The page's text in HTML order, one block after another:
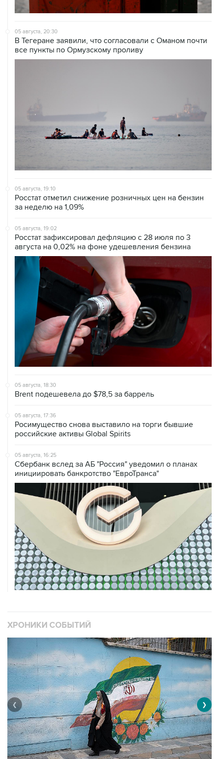
05 августа, 20:30
В Тегеране заявили, что согласовали с Оманом почти
все пункты по Ормузскому проливу
05 августа, 19:10
Росстат отметил снижение розничных цен на бензин
за неделю на 1,09%
05 августа, 19:02
Росстат зафиксировал дефляцию с 28 июля по 3
августа на 0,02% на фоне удешевления бензина
05 августа, 18:30
Brent подешевела до $78,5 за баррель
05 августа, 17:36
Росимущество снова выставило на торги бывшие
российские активы Global Spirits
05 августа, 16:25
Сбербанк вслед за АБ "Россия" уведомил о планах
инициировать банкротство "ЕвроТранса"
ХРОНИКИ СОБЫТИЙ
❮ ❯